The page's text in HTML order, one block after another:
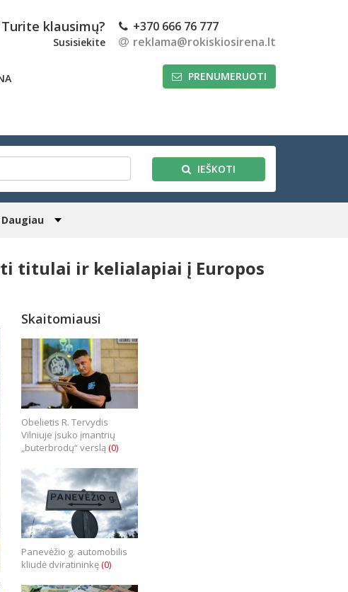
Turite klausimų?
Susisiekite
+370 666 76 777
reklama@rokiskiosirena.lt
PRENUMERUOTI
IEŠKOTI
Daugiau
titulai ir kelialapiai į Europos
Skaitomiausi
Obelietis R. Tervydis
Vilniuje įsuko įmantrių
„buterbrodų“ verslą (0)
Panevėžio g. automobilis
kliudė dviratininkę(0)